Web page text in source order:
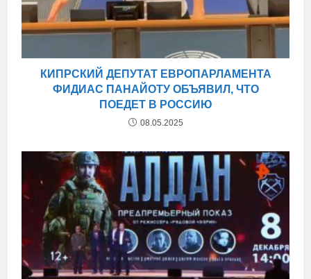
КИПРСКИЙ ДЕПУТАТ ЕВРОПАРЛАМЕНТА
ФИДИАС ПАНАЙОТУ ОБЪЯВИЛ, ЧТО
ПОЕДЕТ В РОССИЮ
08.05.2025